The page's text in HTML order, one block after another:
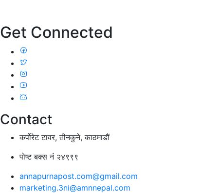
Get Connected
Contact
कर्पोरेट टावर, तीनकुने, काठमाडौं
पोष्ट बक्स नं २४९९९
annapurnapost.com@gmail.com
marketing.3ni@amnnepal.com